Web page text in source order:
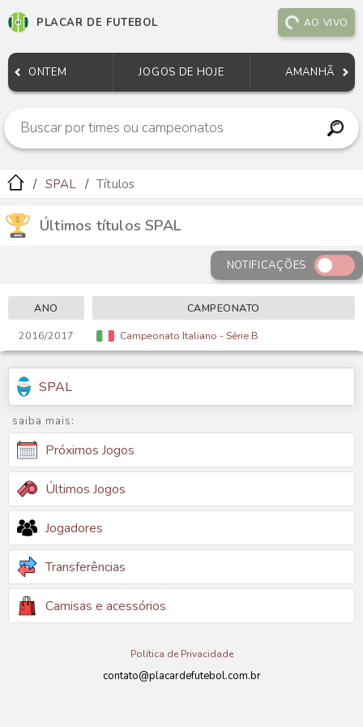
PLACAR DE FUTEBOL AO VIVO
ONTEM JOGOS DE HOJE AMANHÃ
SPAL Títulos
Últimos títulos SPAL
NOTIFICAÇÕES
ANO
CAMPEONATO
2016/2017
Campeonato Italiano - Série B
SPAL
saiba mais:
Próximos Jogos
Últimos Jogos
Jogadores
Transferências
Camisas e acessórios
Política de Privacidade
contato@placardefutebol.com.br